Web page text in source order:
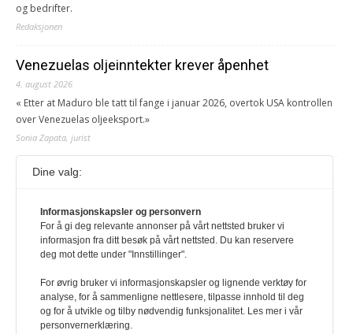
og bedrifter.
Redaksjonen
Venezuelas oljeinntekter krever åpenhet
4. august 2026
« Etter at Maduro ble tatt til fange i januar 2026, overtok USA kontrollen
over Venezuelas oljeeksport.»
Sonia Zapata, jurist
117,8 millioner er på flukt, en nedgang fra forrige
1. august 2026
Ville ha tilsvart verdens trettende største land i folketall. For å lese
denne må du ha abonnement Logg inn her Ny abonnent? Velg
også egne abonnementer for biblioteker og bedrifter.
Redaksjonen
Dine valg:
Informasjonskapsler og personvern
For å gi deg relevante annonser på vårt nettsted bruker vi
informasjon fra ditt besøk på vårt nettsted. Du kan reservere
deg mot dette under "Innstillinger".
For øvrig bruker vi informasjonskapsler og lignende verktøy for
analyse, for å sammenligne nettlesere, tilpasse innhold til deg
og for å utvikle og tilby nødvendig funksjonalitet. Les mer i vår
personvernerklæring.